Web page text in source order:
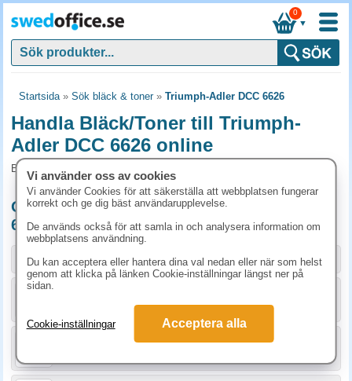
▼
0
Startsida» Sök bläck & toner» Triumph-Adler DCC 6626
Handla Bläck/Toner till Triumph-
Adler DCC 6626 online
Bläck/Toner och tillbehör som passar till Triumph-Adler DCC 6626
Originalprodukter till Triumph-Adler DCC
6626
Storlek / info Art.nr
Vi använder oss av cookies
Vi använder Cookies för att säkerställa att webbplatsen fungerar
korrekt och ge dig bäst användarupplevelse.
De används också för att samla in och analysera information om
webbplatsens användning.
Du kan acceptera eller hantera dina val nedan eller när som helst
genom att klicka på länken Cookie-inställningar längst ner på
sidan.
Cookie-inställningar Acceptera alla